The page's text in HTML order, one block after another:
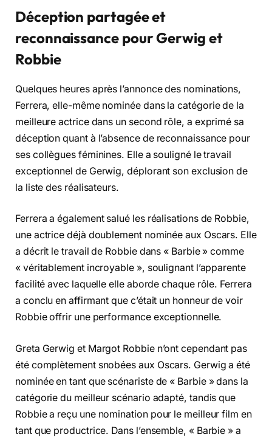
Déception partagée et
reconnaissance pour Gerwig et
Robbie
Quelques heures après l’annonce des nominations,
Ferrera, elle-même nominée dans la catégorie de la
meilleure actrice dans un second rôle, a exprimé sa
déception quant à l’absence de reconnaissance pour
ses collègues féminines. Elle a souligné le travail
exceptionnel de Gerwig, déplorant son exclusion de
la liste des réalisateurs.
Ferrera a également salué les réalisations de Robbie,
une actrice déjà doublement nominée aux Oscars. Elle
a décrit le travail de Robbie dans « Barbie » comme
« véritablement incroyable », soulignant l’apparente
facilité avec laquelle elle aborde chaque rôle. Ferrera
a conclu en affirmant que c’était un honneur de voir
Robbie offrir une performance exceptionnelle.
Greta Gerwig et Margot Robbie n’ont cependant pas
été complètement snobées aux Oscars. Gerwig a été
nominée en tant que scénariste de « Barbie » dans la
catégorie du meilleur scénario adapté, tandis que
Robbie a reçu une nomination pour le meilleur film en
tant que productrice. Dans l’ensemble, « Barbie » a